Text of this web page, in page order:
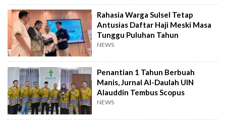
Rahasia Warga Sulsel Tetap
Antusias Daftar Haji Meski Masa
Tunggu Puluhan Tahun
NEWS
Penantian 1 Tahun Berbuah
Manis, Jurnal Al-Daulah UIN
Alauddin Tembus Scopus
NEWS